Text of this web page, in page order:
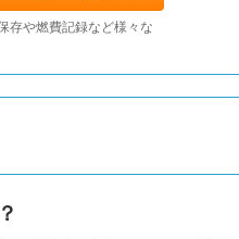
存や燃費記録など様々な